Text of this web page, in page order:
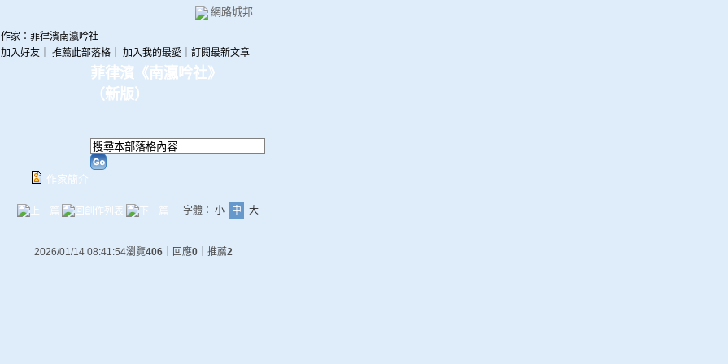
網路城邦
菲律濱《南瀛吟社》
（新版）
作家簡介
加入好友 推薦此部落格 加入我的最愛 訂閱最新文章
作家：菲律濱南瀛吟社
字體： 小 中 大
2026/01/14 08:41:54瀏覽406 ｜回應0 ｜推薦2